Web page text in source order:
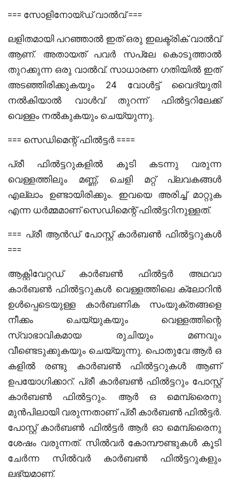
=== സോളിനോയ്ഡ് വാൽവ് ===
ലളിതമായി പറഞ്ഞാൽ ഇത് ഒരു ഇലക്ട്രിക് വാൽവ്
ആണ്. അതായത് പവർ സപ്ലേ കൊടുത്താൽ
തുറക്കുന്ന ഒരു വാൽവ്. സാധാരണ ഗതിയിൽ ഇത്
അടഞ്ഞിരിക്കുകയും 24 വോൾട്ട് വൈദ്യുതി
നൽകിയാൽ വാൾവ് തുറന്ന് ഫിൽട്ടറിലേക്ക്
വെള്ളം നൽകുകയും ചെയ്യുന്നു.
=== സെഡിമെന്റ് ഫിൽട്ടർ ====
പ്രീ ഫിൽട്ടറുകളിൽ കൂടി കടന്നു വരുന്ന
വെള്ളത്തിലും മണ്ണ്, ചെളി മറ്റ് പ്ലവകങ്ങൾ
എല്ലാം ഉണ്ടായിരിക്കും. ഇവയെ അരിച്ച് മാറ്റുക
എന്ന ധർമ്മമാണ് സെഡിമെന്റ് ഫിൽട്ടറിനുള്ളത്.
=== പ്രീ ആൻഡ്‌ പോസ്റ്റ് കാർബൺ ഫിൽട്ടറുകൾ
===
ആക്റ്റിവേറ്റഡ് കാർബൺ ഫിൽട്ടർ അഥവാ
കാർബൺ ഫിൽട്ടറുകൾ വെള്ളത്തിലെ ക്ലോറിൻ
ഉൾപ്പെടെയുള്ള കാർബണിക സംയുക്തങ്ങളെ
നീക്കം ചെയ്യുകയും വെള്ളത്തിന്റെ
സ്വാഭാവികമായ രുചിയും മണവും
വീണ്ടെടുക്കുകയും ചെയ്യുന്നു. പൊതുവേ ആർ ഒ
കളിൽ രണ്ടു കാർബൺ ഫിൽട്ടറുകൾ ആണ്
ഉപയോഗിക്കാറ്. പ്രീ കാർബൺ ഫിൽട്ടറും പോസ്റ്റ്
കാർബൺ ഫിൽട്ടറും. ആർ ഒ മെമ്പ്രൈനു
മുൻപിലായി വരുന്നതാണ് പ്രീ കാർബൺ ഫിൽട്ടർ.
പോസ്റ്റ് കാർബൺ ഫിൽട്ടർ ആർ ഓ മെമ്പ്രൈനു
ശേഷം വരുന്നത്. സിൽവർ കോമ്പൗണ്ടുകൾ കൂടി
ചേർന്ന സിൽവർ കാർബൺ ഫിൽട്ടറുകളും
ലഭ്യമാണ്.